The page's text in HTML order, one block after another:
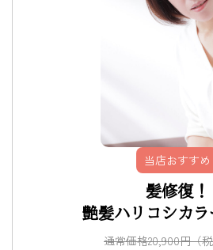
当店おすすめ
髪修復！
艶髪ハリコシカラ
通常価格20,900円（